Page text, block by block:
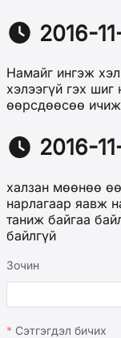
2016-
Намайг ингэж
хэлээгүй гэх
өөрсдөөсөө
2016-
халзан мөөнөө
нарлагаар яавж
таниж байгаа
байлгүй
Зочин
Сэтгэгдэл бичих